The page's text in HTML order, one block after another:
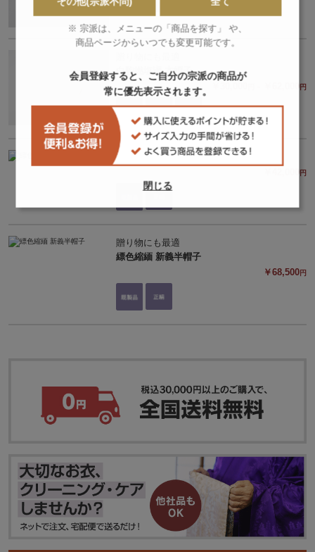
白駒撚塩瀬 本帽子
- ￥62,000円
縹色縮緬 古義半帽子
￥42,000円
贈り物にも最適
縹色縮緬 新義半帽子
￥68,500円
※ 宗派は、メニューの「商品を探す」 や、
商品ページからいつでも変更可能です。
会員登録すると、ご自分の宗派の商品が
常に優先表示されます。
閉じる